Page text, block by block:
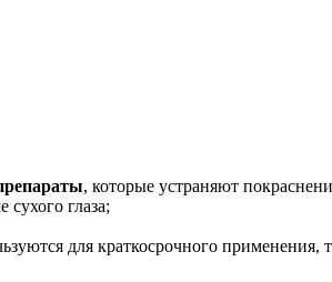
, которые устраняют
глаза;
для краткосрочного